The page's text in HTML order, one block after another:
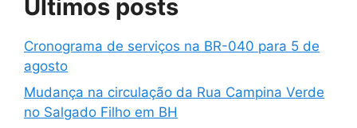
Últimos posts
Cronograma de serviços na BR-040 para 5 de
agosto
Mudança na circulação da Rua Campina Verde
no Salgado Filho em BH